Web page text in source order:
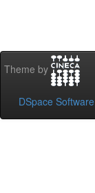
Theme by
DSpace Software